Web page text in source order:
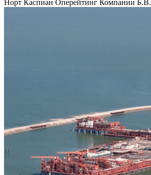
Норт Каспиан Оперейтинг Компании Б.В.